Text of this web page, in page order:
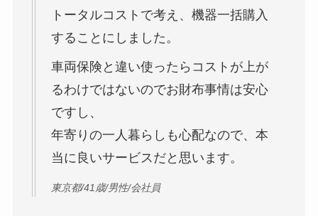
トータルコストで考え、機器一括購入
することにしました。
車両保険と違い使ったらコストが上が
るわけではないのでお財布事情は安心
ですし、
年寄りの一人暮らしも心配なので、本
当に良いサービスだと思います。
東京都/41歳/男性/会社員